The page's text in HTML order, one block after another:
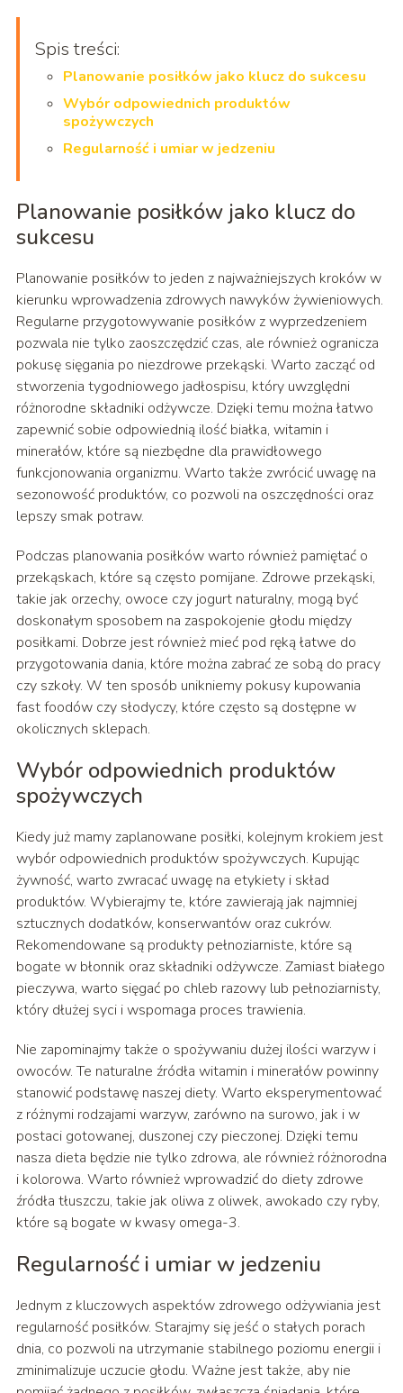
Spis treści:
Planowanie posiłków jako klucz do sukcesu
Wybór odpowiednich produktów
spożywczych
Regularność i umiar w jedzeniu
Planowanie posiłków jako klucz do
sukcesu
Planowanie posiłków to jeden z najważniejszych kroków w
kierunku wprowadzenia zdrowych nawyków żywieniowych.
Regularne przygotowywanie posiłków z wyprzedzeniem
pozwala nie tylko zaoszczędzić czas, ale również ogranicza
pokusę sięgania po niezdrowe przekąski. Warto zacząć od
stworzenia tygodniowego jadłospisu, który uwzględni
różnorodne składniki odżywcze. Dzięki temu można łatwo
zapewnić sobie odpowiednią ilość białka, witamin i
minerałów, które są niezbędne dla prawidłowego
funkcjonowania organizmu. Warto także zwrócić uwagę na
sezonowość produktów, co pozwoli na oszczędności oraz
lepszy smak potraw.
Podczas planowania posiłków warto również pamiętać o
przekąskach, które są często pomijane. Zdrowe przekąski,
takie jak orzechy, owoce czy jogurt naturalny, mogą być
doskonałym sposobem na zaspokojenie głodu między
posiłkami. Dobrze jest również mieć pod ręką łatwe do
przygotowania dania, które można zabrać ze sobą do pracy
czy szkoły. W ten sposób unikniemy pokusy kupowania
fast foodów czy słodyczy, które często są dostępne w
okolicznych sklepach.
Wybór odpowiednich produktów
spożywczych
Kiedy już mamy zaplanowane posiłki, kolejnym krokiem jest
wybór odpowiednich produktów spożywczych. Kupując
żywność, warto zwracać uwagę na etykiety i skład
produktów. Wybierajmy te, które zawierają jak najmniej
sztucznych dodatków, konserwantów oraz cukrów.
Rekomendowane są produkty pełnoziarniste, które są
bogate w błonnik oraz składniki odżywcze. Zamiast białego
pieczywa, warto sięgać po chleb razowy lub pełnoziarnisty,
który dłużej syci i wspomaga proces trawienia.
Nie zapominajmy także o spożywaniu dużej ilości warzyw i
owoców. Te naturalne źródła witamin i minerałów powinny
stanowić podstawę naszej diety. Warto eksperymentować
z różnymi rodzajami warzyw, zarówno na surowo, jak i w
postaci gotowanej, duszonej czy pieczonej. Dzięki temu
nasza dieta będzie nie tylko zdrowa, ale również różnorodna
i kolorowa. Warto również wprowadzić do diety zdrowe
źródła tłuszczu, takie jak oliwa z oliwek, awokado czy ryby,
które są bogate w kwasy omega-3.
Regularność i umiar w jedzeniu
Jednym z kluczowych aspektów zdrowego odżywiania jest
regularność posiłków. Starajmy się jeść o stałych porach
dnia, co pozwoli na utrzymanie stabilnego poziomu energii i
zminimalizuje uczucie głodu. Ważne jest także, aby nie